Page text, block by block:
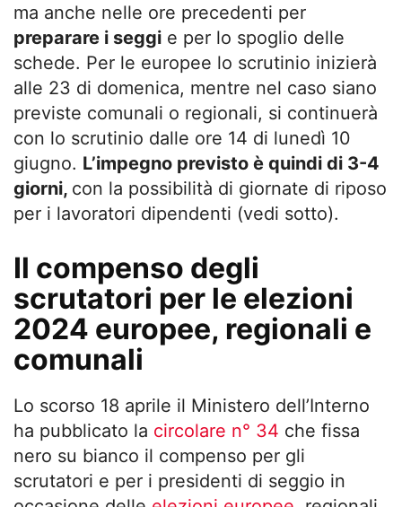
ma anche nelle ore precedenti per
preparare i seggi e per lo spoglio delle
schede. Per le europee lo scrutinio inizierà
alle 23 di domenica, mentre nel caso siano
previste comunali o regionali, si continuerà
con lo scrutinio dalle ore 14 di lunedì 10
giugno. L’impegno previsto è quindi di 3-4
giorni, con la possibilità di giornate di riposo
per i lavoratori dipendenti (vedi sotto).
Il compenso degli
scrutatori per le elezioni
2024 europee, regionali e
comunali
Lo scorso 18 aprile il Ministero dell’Interno
ha pubblicato la circolare n° 34 che fissa
nero su bianco il compenso per gli
scrutatori e per i presidenti di seggio in